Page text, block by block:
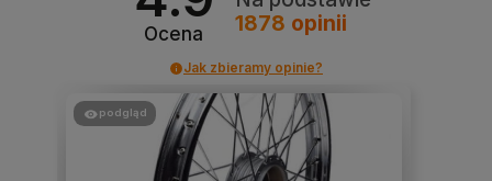
Ocena
1878 opinii
Jak zbieramy opinie?
podgląd